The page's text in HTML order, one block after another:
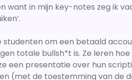
want in mijn key-notes zeg ik
studenten om een betaald
totale bullsh*t is. Ze leren
een presentatie over hun
(met de toestemming van de